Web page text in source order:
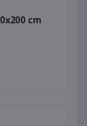
cm